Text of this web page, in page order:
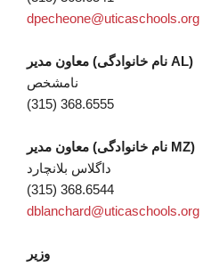
dpecheone@uticaschools.org
معاون مدیر (نام خانوادگی AL)
نامشخص
(315) 368.6555
معاون مدیر (نام خانوادگی MZ)
داگلاس بلانچارد
(315) 368.6544
dblanchard@uticaschools.org
وزیر